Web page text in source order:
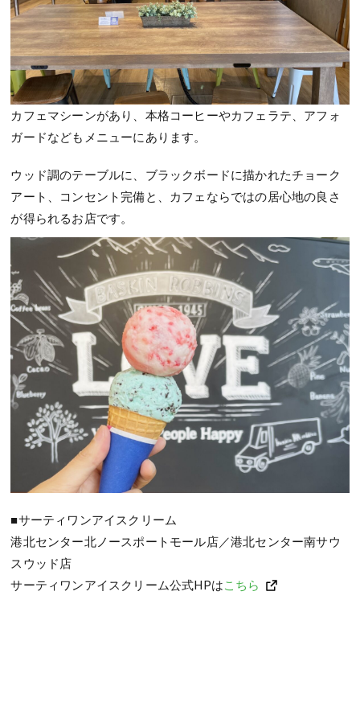
カフェマシーンがあり、本格コーヒーやカフェラテ、アフォ
ガードなどもメニューにあります。
ウッド調のテーブルに、ブラックボードに描かれたチョーク
アート、コンセント完備と、カフェならではの居心地の良さ
が得られるお店です。
■サーティワンアイスクリーム
港北センター北ノースポートモール店／港北センター南サウ
スウッド店
サーティワンアイスクリーム公式HPはこちら